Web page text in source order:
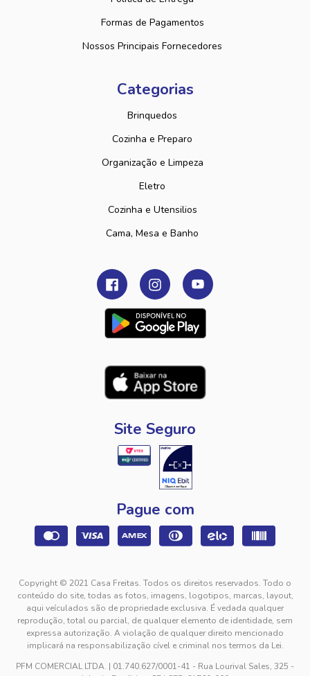
Formas de Pagamentos
Nossos Principais Fornecedores
Categorias
Brinquedos
Cozinha e Preparo
Organização e Limpeza
Eletro
Cozinha e Utensilios
Cama, Mesa e Banho
Site Seguro
Pague com
Copyright © 2021 Casa Freitas. Todos os direitos reservados. Todo o
conteúdo do site, todas as fotos, imagens, logotipos, marcas, layout,
aqui veículados são de propriedade exclusiva. É vedada qualquer
reprodução, total ou parcial, de qualquer elemento de identidade, sem
expressa autorização. A violação de qualquer direito mencionado
implicará na responsabilização cível e criminal nos termos da Lei.
PFM COMERCIAL LTDA. | 01.740.627/0001-41 - Rua Lourival Sales, 325 -